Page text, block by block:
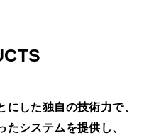
した独自の技術力で、
システムを提供し、